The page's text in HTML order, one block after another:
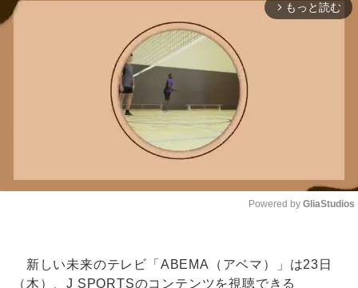
arrow_forward_ios もっと読む
Powered by GliaStudios
新しい未来のテレビ「ABEMA（アベマ）」は23日
（木）、J SPORTSのコンテンツを視聴できる